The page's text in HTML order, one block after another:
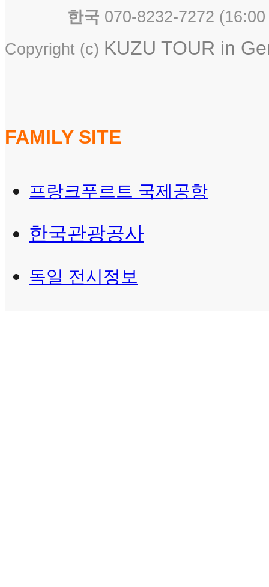
한국 070-8232-7272 (
Copyright (c) KUZU TOUR in
FAMILY SITE
프랑크푸르트 국제공항
한국관광공사
독일 전시정보